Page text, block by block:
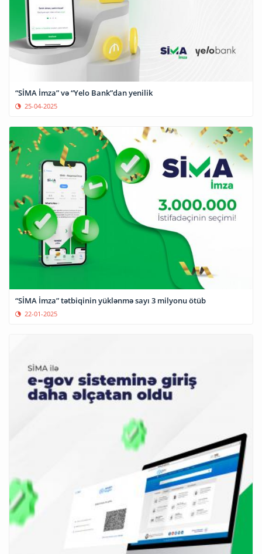
“SİMA İmza” və “Yelo Bank”dan yenilik
25-04-2025
“SİMA İmza” tətbiqinin yüklənmə sayı 3 milyonu ötüb
22-01-2025